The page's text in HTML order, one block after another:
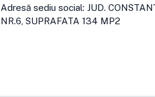
Adresă sediu social: JUD.
NR.6, SUPRAFATA 134 MP2